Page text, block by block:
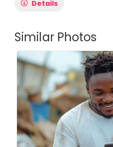
Details
Similar Photos